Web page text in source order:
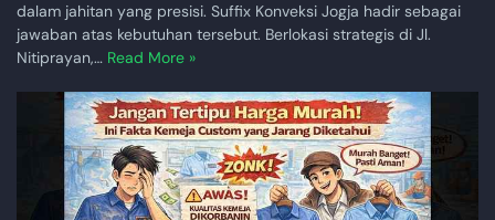
dalam jahitan yang presisi. Suffix Konveksi Jogja hadir sebagai
jawaban atas kebutuhan tersebut. Berlokasi strategis di Jl.
Nitiprayan,… Read More »